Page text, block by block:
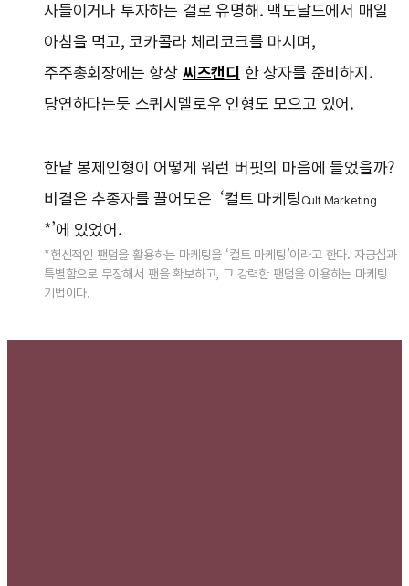
사들이거나 투자하는 걸로 유명해. 맥도날드에서 매일
아침을 먹고, 코카콜라 체리코크를 마시며,
주주총회장에는 항상 씨즈캔디 한 상자를 준비하지.
당연하다는듯 스퀴시멜로우 인형도 모으고 있어.
한낱 봉제인형이 어떻게 워런 버핏의 마음에 들었을까?
비결은 추종자를 끌어모은 ‘컬트 마케팅Cult Marketing
*’에 있었어.
*헌신적인 팬덤을 활용하는 마케팅을 ‘컬트 마케팅’이라고 한다. 자긍심과
특별함으로 무장해서 팬을 확보하고, 그 강력한 팬덤을 이용하는 마케팅
기법이다.